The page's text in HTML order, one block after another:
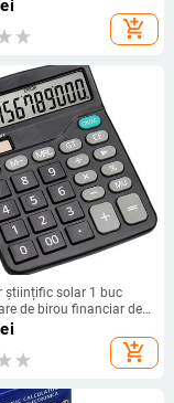
de birou Calculatoradd_shopping_cart
științific solar 1 buc
de birou financiar de
de birou cu
Calculator drăguț add_shopping_cart